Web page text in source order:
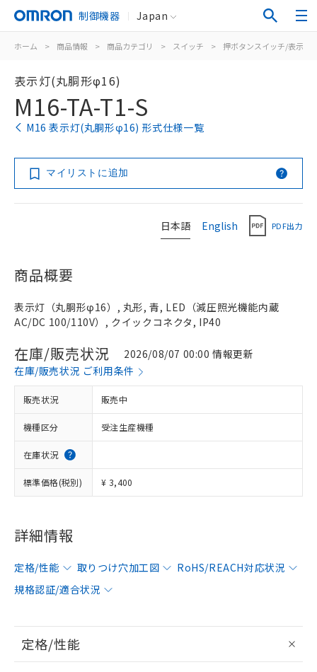
制御機器 Japan
ホーム > 商品情報 > 商品カテゴリ > スイッチ > 押ボタンスイッチ/表示灯
表示灯(丸胴形φ16)
M16-TA-T1-S
M16 表示灯(丸胴形φ16) 形式仕様一覧
マイリストに追加
日本語 English PDF出力
商品概要
表示灯（丸胴形φ16）, 丸形, 青, LED（減圧照光機能内蔵
AC/DC 100/110V）, クイックコネクタ, IP40
在庫/販売状況
2026/08/07 00:00 情報更新
在庫/販売状況 ご利用条件
販売状況 販売中
機種区分 受注生産機種
在庫状況
標準価格(税別) ¥ 3,400
詳細情報
定格/性能 取りつけ穴加工図
RoHS/REACH対応状況
規格認証/適合状況
定格/性能